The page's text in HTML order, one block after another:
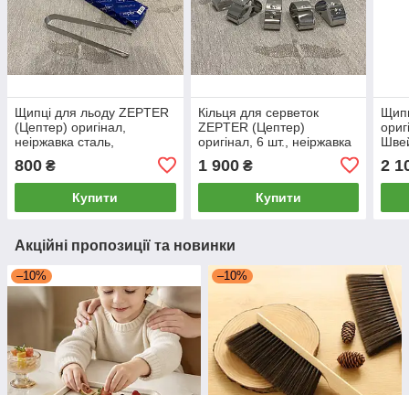
Щипці для льоду ZEPTER
(Цептер) оригінал,
неіржавка сталь,
800 ₴
Купити
Кільця для серветок
ZEPTER (Цептер)
оригінал, 6 шт., неіржавка
1 900₴
Купити
2
Акційні пропозиції та новинки
–10% –10%